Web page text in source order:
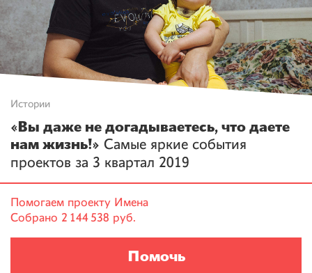
Истории
«Вы даже не догадываетесь, что даете
нам жизнь!» Самые яркие события
проектов за 3 квартал 2019
Помогаем проекту Имена
Собрано 2 144 538 руб.
Помочь